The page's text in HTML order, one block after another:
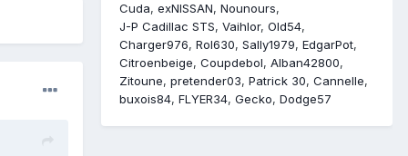
Cuda exNISSAN Nounours
J-P Cadillac STS Vaihlor Old54
Charger976 Rol630 Sally1979 EdgarPot
Citroenbeige Coupdebol Alban42800
Zitoune pretender03 Patrick 30 Cannelle
buxois84 FLYER34 Gecko Dodge57